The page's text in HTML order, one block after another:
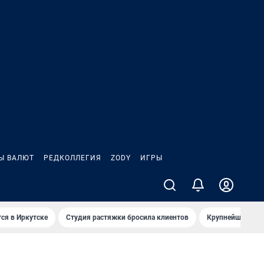
ВАЛЮТ РЕДКОЛЛЕГИЯ ZODY ИГРЫ
в Иркутске Студия растяжки бросила клиентов Крупнейшие